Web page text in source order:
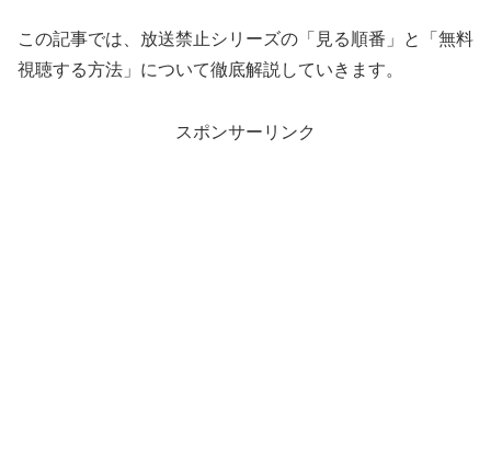
この記事では、放送禁止シリーズの「見る順番」と「無料
視聴する方法」について徹底解説していきます。
スポンサーリンク